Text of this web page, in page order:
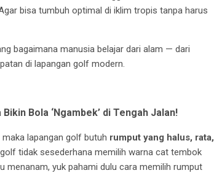
bisa tumbuh optimal di iklim tropis tanpa harus
bagaimana manusia belajar dari alam — dari
di lapangan golf modern.
Bola ‘Ngambek’ di Tengah Jalan!
lapangan golf butuh rumput yang halus, rata,
tidak sesederhana memilih warna cat tembok
menanam, yuk pahami dulu cara memilih rumput